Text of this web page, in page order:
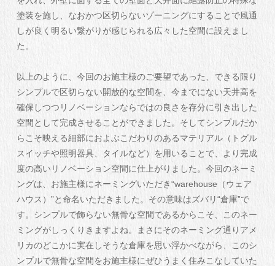
塗装を施し、なおかつ区切らないゾーニングにすることで風通
しが良く明るい繋がりが感じられる広々した空間に設えまし
た。
以上のように、今回のお施主様のご要望であった、できる限り
シンプルで区切らない開放的な空間を、今までにない天井高を
確保しつつリノベーションならではの良さを存分に引き出した
空間として完成させることができました。そしてシンプルだか
らこそ映える細部におよぶこだわりのあるマテリアル（トグル
スイッチや照明器具、タイルなど）を用いることで、より完成
度の高いリノベーション空間に仕上がりました。今回のネーミ
ングは、お施主様にネーミングいただき“warehouse（ウェア
ハウス）”と命名いただきました。その意味はズバリ“倉庫”で
す。シンプルで飾らない無骨な空間であるからこそ、このネー
ミングがしっくりきますよね。まさにそのネーミング通りアメ
リカのどこかに実在しそうな倉庫を思い浮かべながら、このシ
ンプルで無骨な空間をお施主様にぜひうまく住みこなしていた